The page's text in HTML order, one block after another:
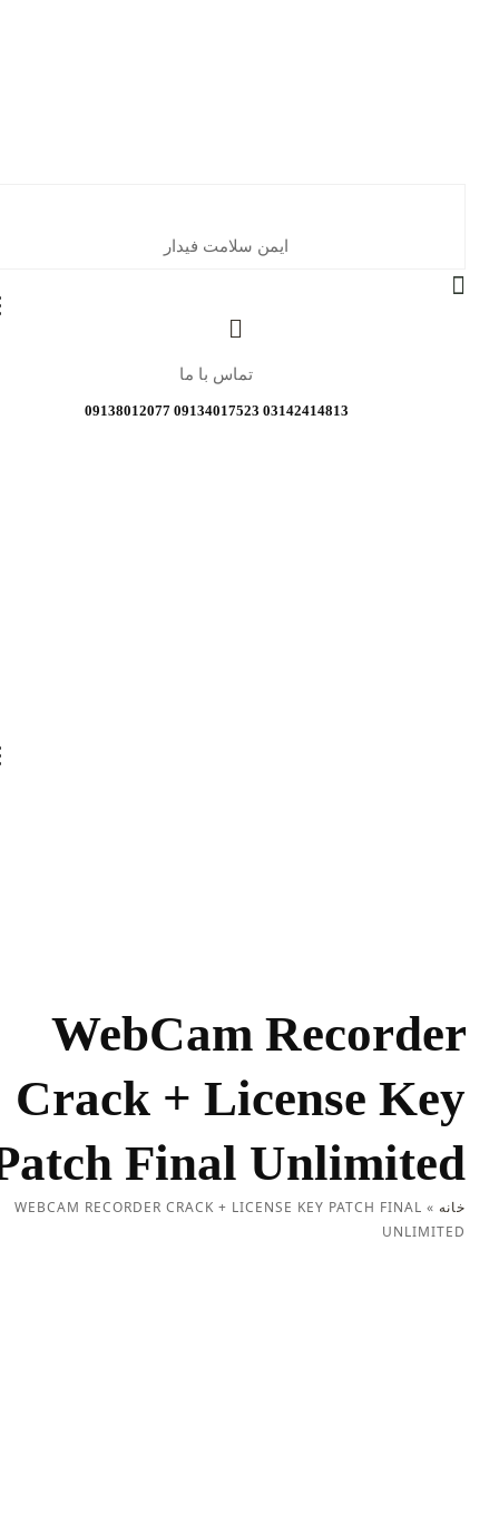
ایمن سلامت فیدار
تماس با ما
03142414813 09134017523 09138012077
WebCam Recorder
Crack + License Key
Patch Final Unlimited
»
WEBCAM RECORDER CRACK + LICENSE KEY PATCH FINAL
UNLIMITED